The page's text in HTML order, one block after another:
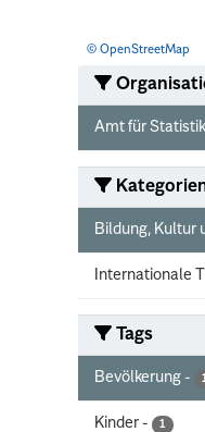
© OpenStreetMap
Amt für
Bildung, Kultur
Internationale
Tags
Bevölkerung -
Kinder - 1